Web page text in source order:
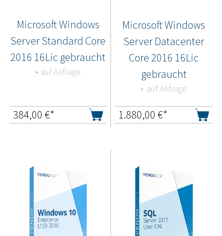
Microsoft Windows
Server Standard Core
2016 16Lic gebraucht
auf Anfrage
384,00 €*
Microsoft Windows
Server Datacenter
Core 2016 16Lic
gebraucht
auf Anfrage
1.880,00 €*